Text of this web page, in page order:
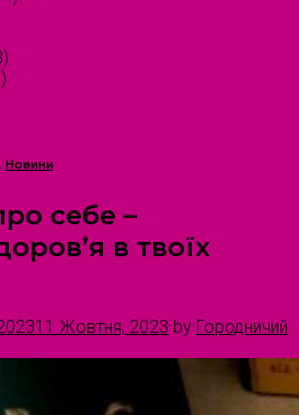
, Новини
себе –
в твоїх
11 Жовтня, 2023 by Городничий